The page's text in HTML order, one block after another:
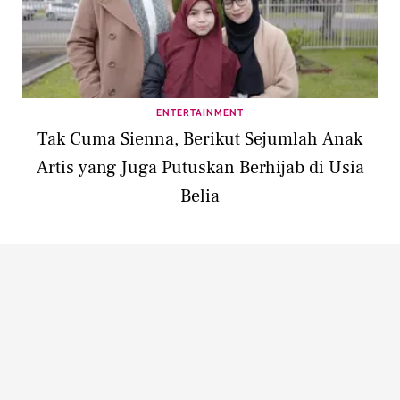
ENTERTAINMENT
Tak Cuma Sienna, Berikut Sejumlah Anak
Artis yang Juga Putuskan Berhijab di Usia
Belia